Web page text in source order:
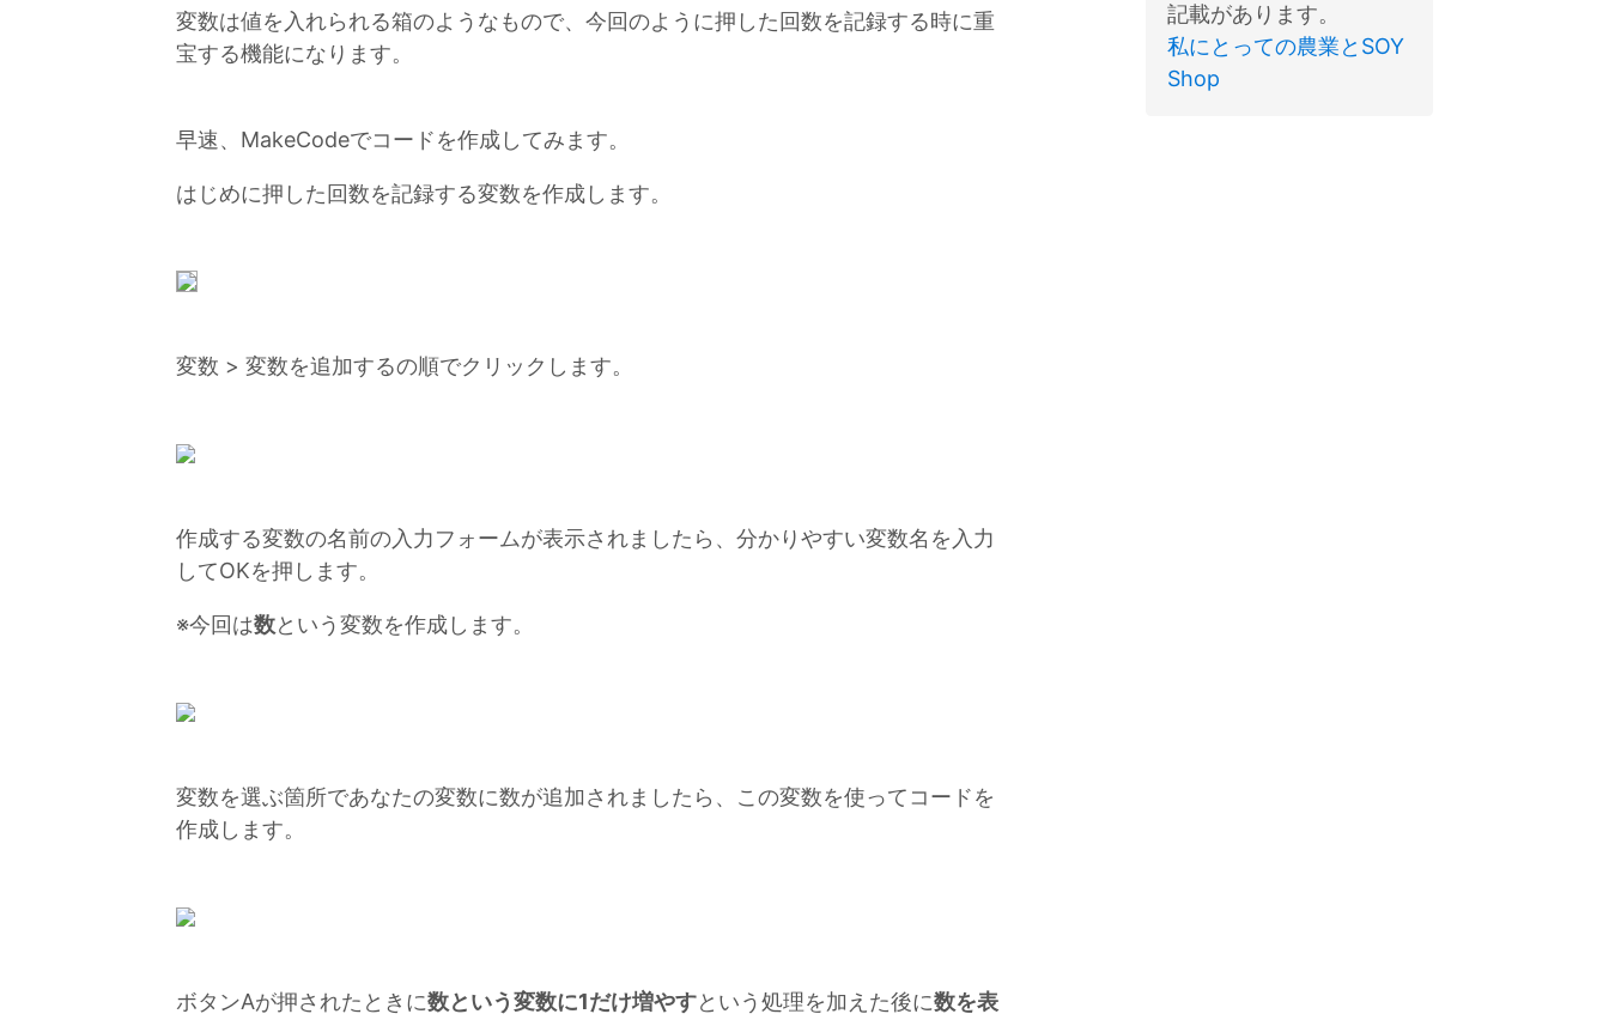
変数は値を入れられる箱のようなもので、今回のように押した回数を記録する時に重
宝する機能になります。
早速、MakeCodeでコードを作成してみます。
はじめに押した回数を記録する変数を作成します。
変数 > 変数を追加するの順でクリックします。
作成する変数の名前の入力フォームが表示されましたら、分かりやすい変数名を入力
してOKを押します。
※今回は数という変数を作成します。
変数を選ぶ箇所であなたの変数に数が追加されましたら、この変数を使ってコードを
作成します。
ボタンAが押されたときに数という変数に1だけ増やすという処理を加えた後に数を表
記載があります。
私にとっての農業とSOY
Shop